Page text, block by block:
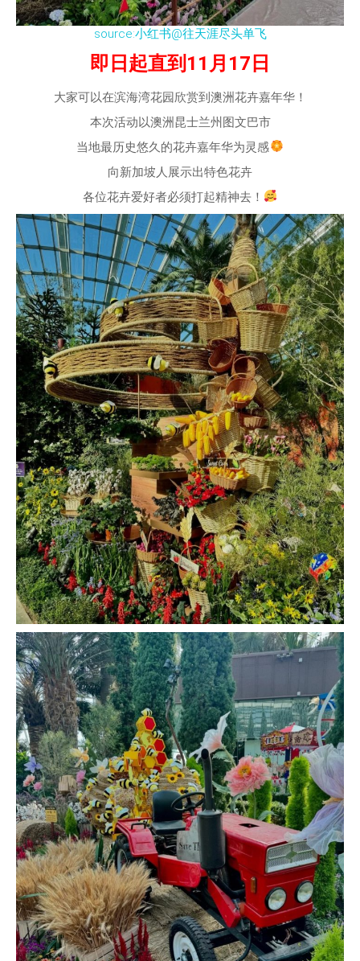
source:小红书@往天涯尽头单飞
即日起直到11月17日
大家可以在滨海湾花园欣赏到澳洲花卉嘉年华！
本次活动以澳洲昆士兰州图文巴市
当地最历史悠久的花卉嘉年华为灵感
向新加坡人展示出特色花卉
各位花卉爱好者必须打起精神去！